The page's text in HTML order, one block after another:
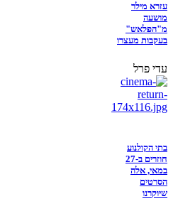
עזרא מילר
מושעה
מ"הפלאש"
בעקבות מעצרו
עדי פרל
בתי הקולנוע
חוזרים ב-27
במאי, אלה
הסרטים
שיוקרנו